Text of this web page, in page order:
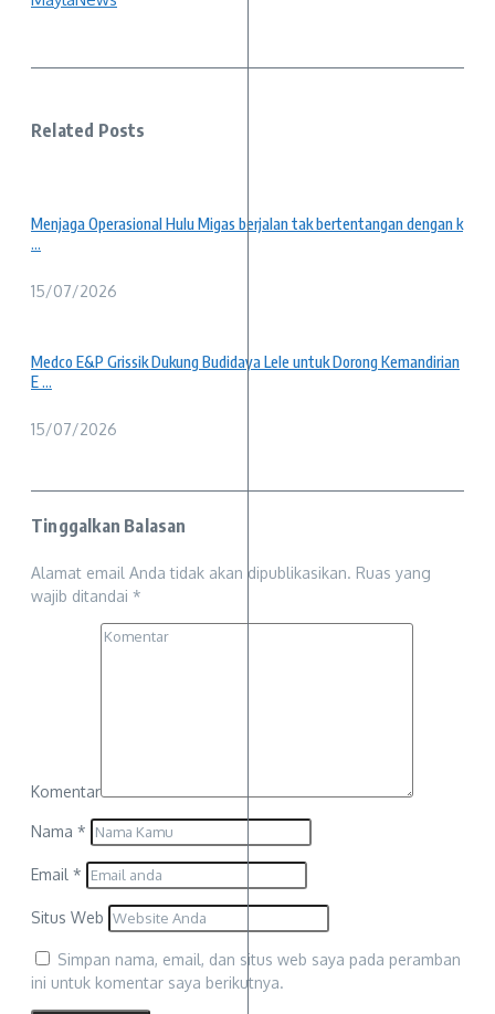
Related Posts
Menjaga Operasional Hulu Migas berjalan tak bertentangan dengan k
...
15/07/2026
Medco E&P Grissik Dukung Budidaya Lele untuk Dorong Kemandirian
E ...
15/07/2026
Tinggalkan Balasan
Alamat email Anda tidak akan dipublikasikan. Ruas yang
wajib ditandai *
Komentar
Nama *
Email *
Situs Web
Simpan nama, email, dan situs web saya pada peramban
ini untuk komentar saya berikutnya.